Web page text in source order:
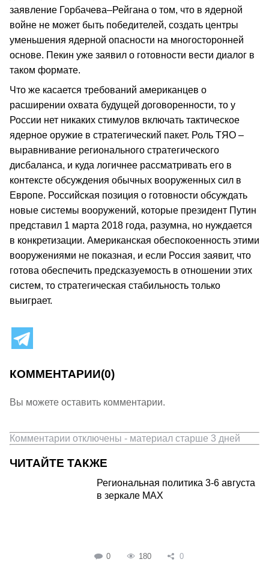
заявление Горбачева–Рейгана о том, что в ядерной
войне не может быть победителей, создать центры
уменьшения ядерной опасности на многосторонней
основе. Пекин уже заявил о готовности вести диалог в
таком формате.
Что же касается требований американцев о
расширении охвата будущей договоренности, то у
России нет никаких стимулов включать тактическое
ядерное оружие в стратегический пакет. Роль ТЯО –
выравнивание регионального стратегического
дисбаланса, и куда логичнее рассматривать его в
контексте обсуждения обычных вооруженных сил в
Европе. Российская позиция о готовности обсуждать
новые системы вооружений, которые президент Путин
представил 1 марта 2018 года, разумна, но нуждается
в конкретизации. Американская обеспокоенность этими
вооружениями не показная, и если Россия заявит, что
готова обеспечить предсказуемость в отношении этих
систем, то стратегическая стабильность только
выиграет.
КОММЕНТАРИИ(0)
Вы можете оставить комментарии.
Комментарии отключены - материал старше 3 дней
ЧИТАЙТЕ ТАКЖЕ
Региональная политика 3-6 августа
в зеркале MAX
0 180 0